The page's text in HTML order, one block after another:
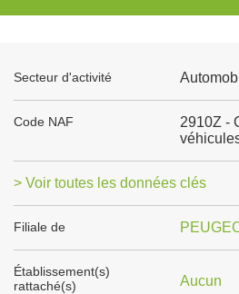
Secteur d'activité
Code NAF
2910Z -
> Voir toutes les données clés
Filiale de
Établissement(s)
rattaché(s)
Aucun